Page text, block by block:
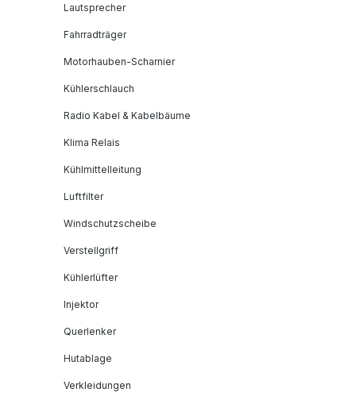
Lautsprecher
Fahrradträger
Motorhauben-Scharnier
Kühlerschlauch
Radio Kabel & Kabelbäume
Klima Relais
Kühlmittelleitung
Luftfilter
Windschutzscheibe
Verstellgriff
Kühlerlüfter
Injektor
Querlenker
Hutablage
Verkleidungen